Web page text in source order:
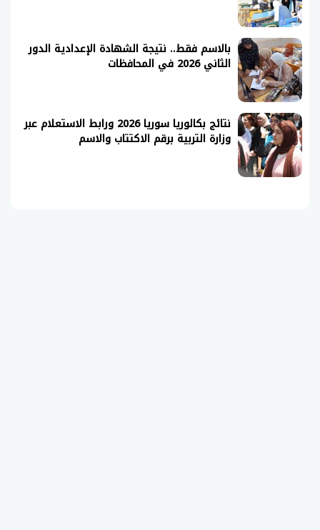
بالاسم فقط.. نتيجة الشهادة الإعدادية الدور
الثاني 2026 في المحافظات
نتائج بكالوريا سوريا 2026 ورابط الاستعلام عبر
وزارة التربية برقم الاكتتاب والاسم